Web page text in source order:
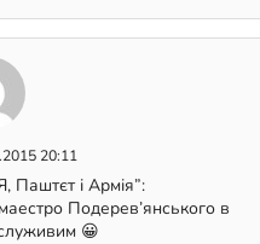
20:11
Паштєт і Армія”:
Подерев’янського в
😀